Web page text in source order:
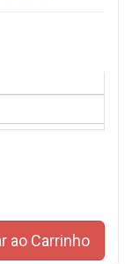
ao Carrinho